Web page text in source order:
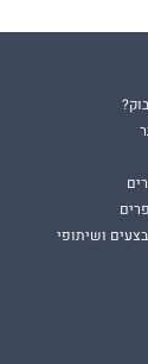
ושיתופי